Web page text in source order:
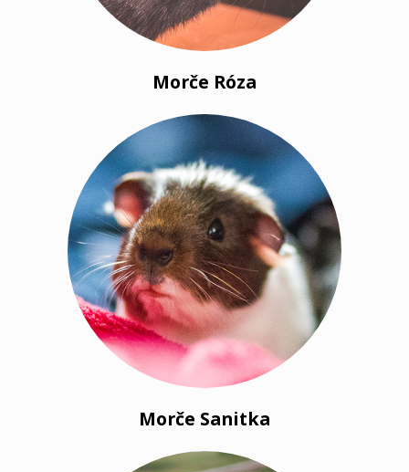
Morče Róza
Morče Sanitka